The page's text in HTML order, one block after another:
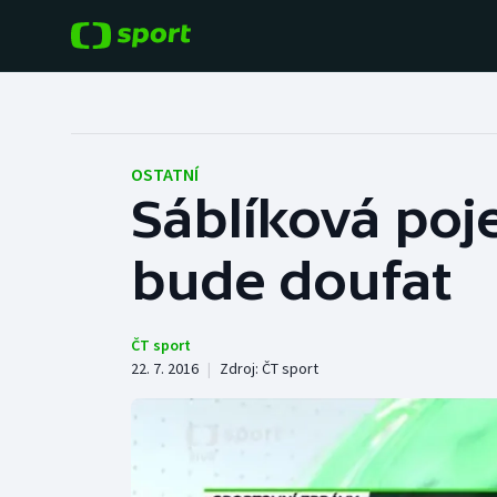
Hokej
Tenis
Cyklistika
Baseball a softbal
Basketbal
Boby a skeleton
Box
OSTATNÍ
Sáblíková
bude doufat
ČT sport
22. 7. 2016 | Zdroj: ČT sport